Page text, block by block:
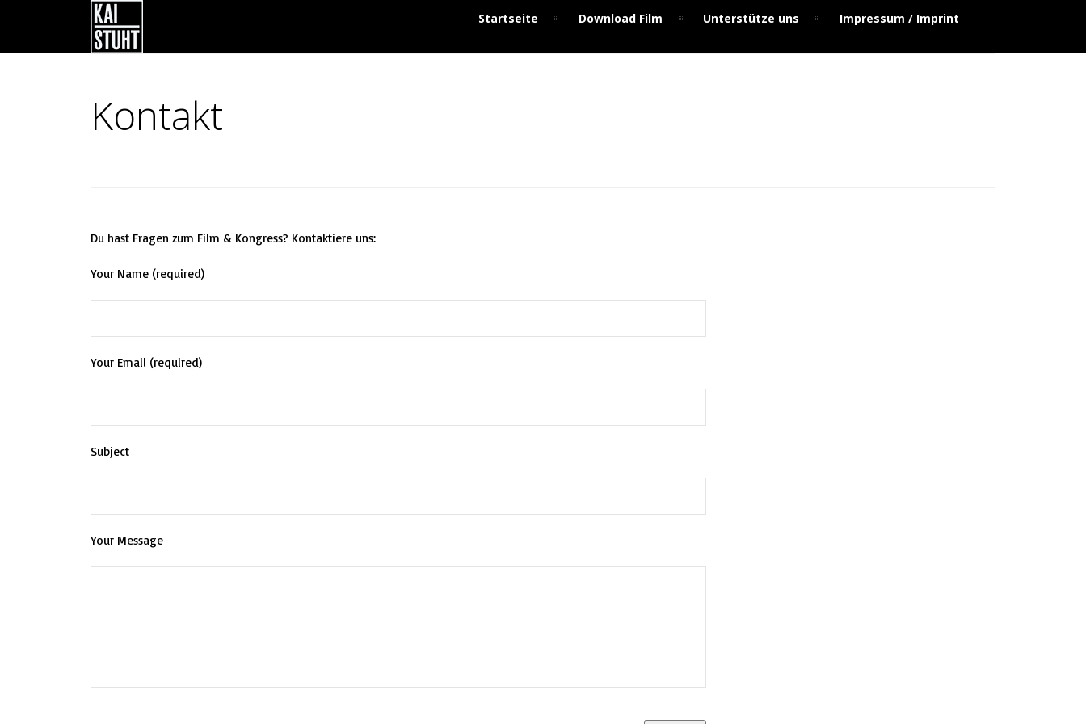
Startseite Download Film Unterstütze uns Impressum / Imprint
Kontakt
Du hast Fragen zum Film & Kongress? Kontaktiere uns:
Your Name (required)
Your Email (required)
Subject
Your Message